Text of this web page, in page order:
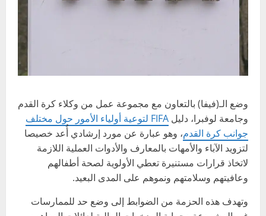
وضع الـ(فيفا) بالتعاون مع مجموعة عمل من وكلاء كرة القدم
وجامعة لوفبرا، دليل
FIFA لتوعية أولياء الأمور حول مختلف
جوانب كرة القدم، وهو عبارة عن مورد إرشادي أُعد خصيصا
لتزويد الآباء والأمهات بالمعارف والأدوات العملية اللازمة
لاتخاذ قرارات مستنيرة تعطي الأولوية لصحة أطفالهم
وعافيتهم وسلامتهم ونموهم على المدى البعيد.
وتهدف هذه الحزمة من الضوابط إلى وضع حد للممارسات